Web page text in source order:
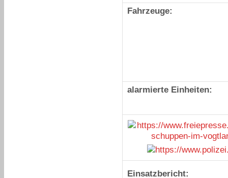
Fahrzeuge:
alarmierte Einheiten:
Einsatzbericht: